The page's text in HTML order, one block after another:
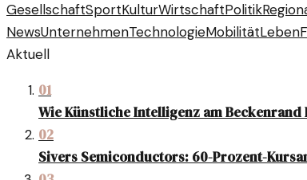
GesellschaftSportKulturWirtschaftPolitik
NewsUnternehmenTechnologieMobilitätLeben
Aktuell
01
Wie Künstliche Intelligenz am Beckenrand
02
Sivers Semiconductors: 60-Prozent-